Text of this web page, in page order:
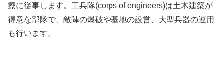
療に従事します。工兵隊(corps of engineers)は土木建築が
得意な部隊で、敵陣の爆破や基地の設営、大型兵器の運用
も行います。